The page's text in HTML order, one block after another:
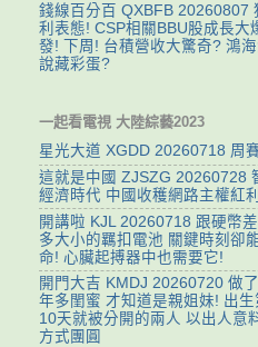
錢線百分百 QXBFB 20260807
利表態! CSP相關BBU股成長大
發! 下周! 台積營收大驚奇? 鴻
說藏彩蛋?
一起看電視 大陸綜藝2023
星光大道 XGDD 20260718 周
這就是中國 ZJSZG 20260728
經濟時代 中國收穫網路主權紅利
開講啦 KJL 20260718 跟硬幣
多大小的羈扣電池 關鍵時刻卻
命! 心臟起搏器中也需要它!
開門大吉 KMDJ 20260720 做
年多閨蜜 才知道是親姐妹! 出生
10天就被分開的兩人 以出人意
方式團圓